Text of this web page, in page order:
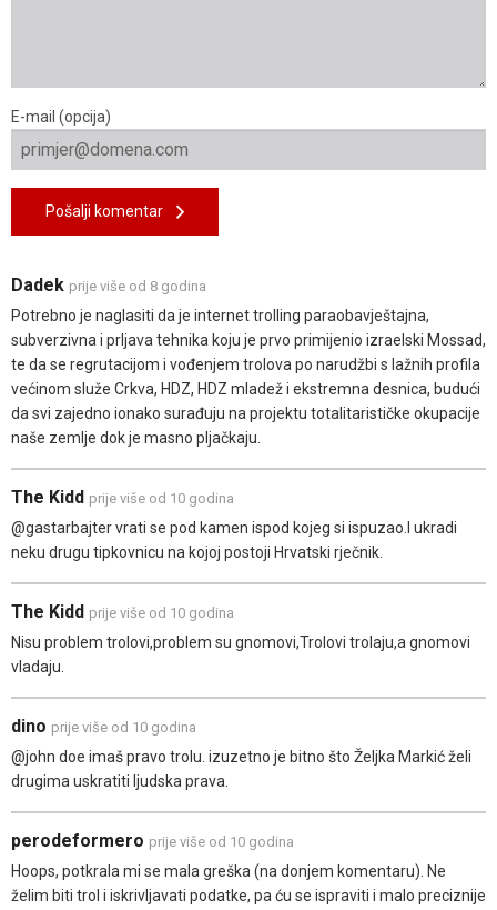
E-mail (opcija)
Pošalji komentar
Dadek prije više od 8 godina
Potrebno je naglasiti da je internet trolling paraobavještajna,
subverzivna i prljava tehnika koju je prvo primijenio izraelski Mossad,
te da se regrutacijom i vođenjem trolova po narudžbi s lažnih profila
većinom služe Crkva, HDZ, HDZ mladež i ekstremna desnica, budući
da svi zajedno ionako surađuju na projektu totalitarističke okupacije
naše zemlje dok je masno pljačkaju.
The Kidd prije više od 10 godina
@gastarbajter vrati se pod kamen ispod kojeg si ispuzao.I ukradi
neku drugu tipkovnicu na kojoj postoji Hrvatski rječnik.
The Kidd prije više od 10 godina
Nisu problem trolovi,problem su gnomovi,Trolovi trolaju,a gnomovi
vladaju.
dino prije više od 10 godina
@john doe imaš pravo trolu. izuzetno je bitno što Željka Markić želi
drugima uskratiti ljudska prava.
perodeformero prije više od 10 godina
Hoops, potkrala mi se mala greška (na donjem komentaru). Ne
želim biti trol i iskrivljavati podatke, pa ću se ispraviti i malo preciznije